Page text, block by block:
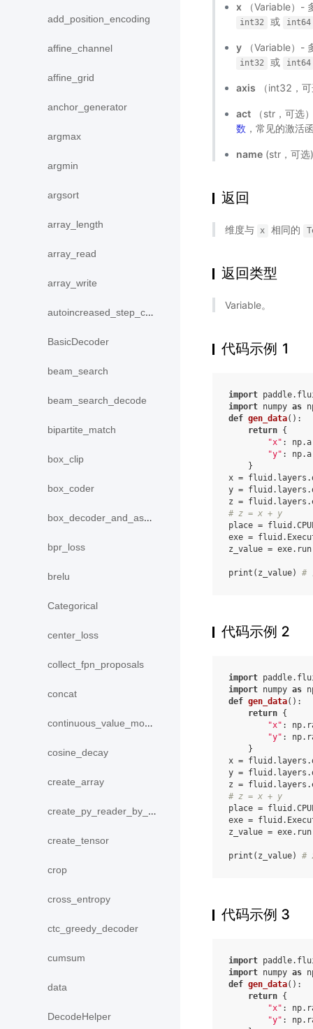
add_position_encoding
affine_channel
affine_grid
anchor_generator
argmax
argmin
argsort
array_length
array_read
array_write
autoincreased_step_counter
BasicDecoder
beam_search
beam_search_decode
bipartite_match
box_clip
box_coder
box_decoder_and_assign
bpr_loss
brelu
Categorical
center_loss
collect_fpn_proposals
concat
continuous_value_model
cosine_decay
create_array
create_py_reader_by_data
create_tensor
crop
cross_entropy
ctc_greedy_decoder
cumsum
data
DecodeHelper
x （Variable）-
int32 或 int64
y （Variable）-
int32 或 int64
axis （int32，
act （str，可选
数 ，常见的激活
name (str，可
返回
维度与 x 相同的
返回类型
Variable。
代码示例 1
import
import numpy as
def gen_data():
return {
"x" : np.
"y" : np.
}
x = fluid . layers .
y = fluid . layers .
z = fluid . layers .
# z = x + y
place = fluid .
exe = fluid .
z_value = exe. run
print ( z_value) #
代码示例 2
import
import numpy as
def gen_data():
return {
"x" : np.
"y" : np.
}
x = fluid . layers .
y = fluid . layers .
z = fluid . layers .
# z = x + y
place = fluid .
exe = fluid .
z_value = exe. run
print ( z_value) #
代码示例 3
import
import numpy as
def gen_data():
return {
"x" : np.
"y" : np.